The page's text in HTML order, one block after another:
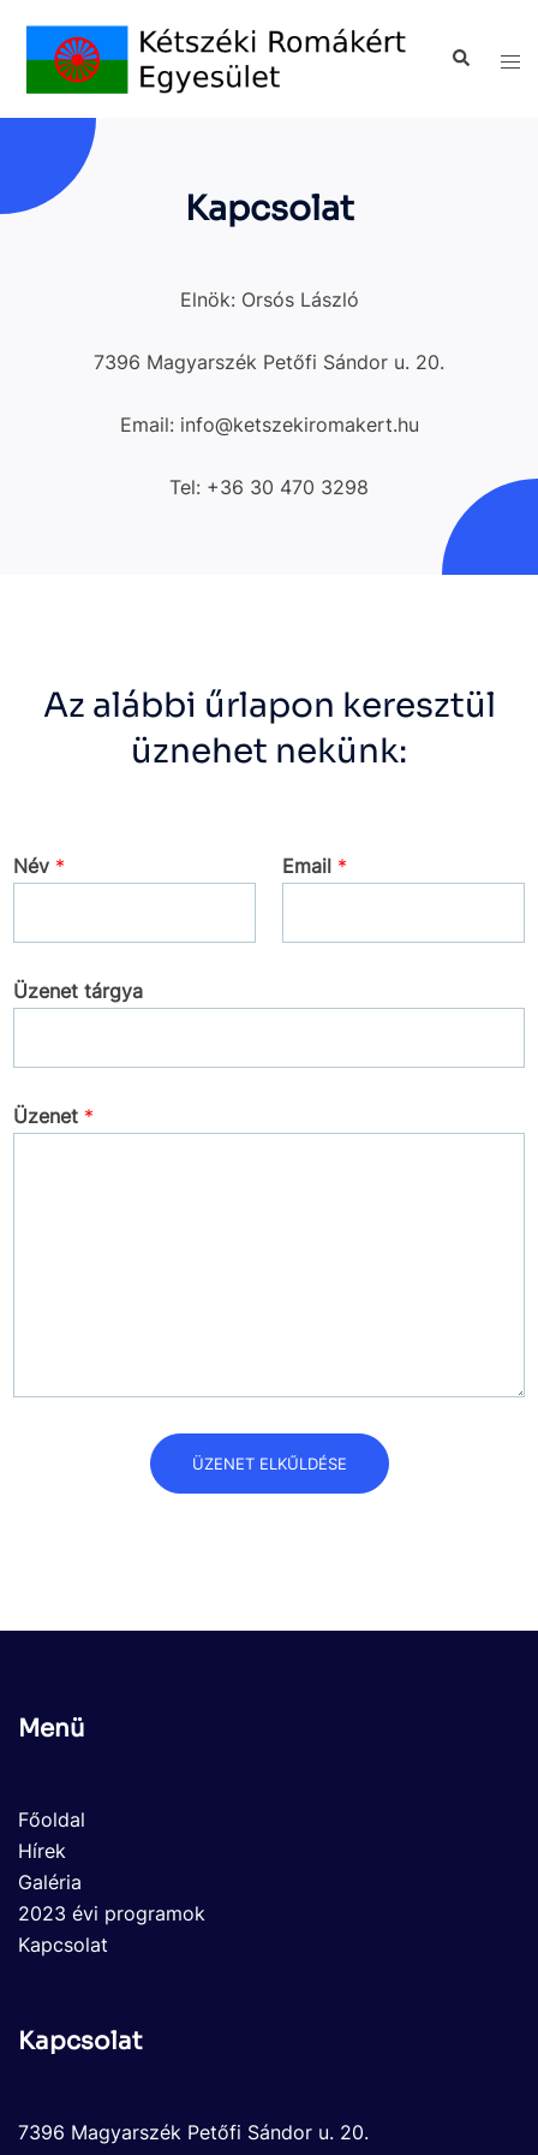
Kapcsolat
Elnök: Orsós László
7396 Magyarszék Petőfi Sándor u. 20.
Email: info@ketszekiromakert.hu
Tel: +36 30 470 3298
Az alábbi űrlapon keresztül
üznehet nekünk:
Név * Email *
Üzenet tárgya
Üzenet *
ÜZENET ELKŰLDÉSE
Menü
Főoldal
Hírek
Galéria
2023 évi programok
Kapcsolat
Kapcsolat
7396 Magyarszék Petőfi Sándor u. 20.